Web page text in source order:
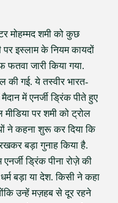
मोहम्मद शमी को कुछ
इस्लाम के नियम कायदों
जारी किया गया.
की गई. ये तस्वीर भारत-
में एनर्जी ड्रिंक पीते हुए
पर शमी को ट्रोल
ने कहना शुरू कर दिया कि
बड़ा गुनाह किया है.
ड्रिंक पीना रोज़े की
बड़ा या देश. किसी ने कहा
उन्हें मज़हब से दूर रहने